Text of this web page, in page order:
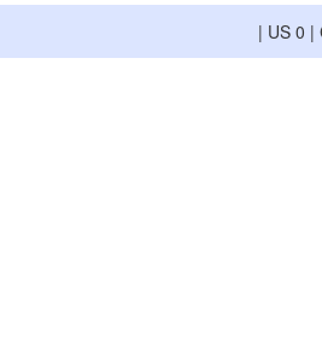
| US 0 |